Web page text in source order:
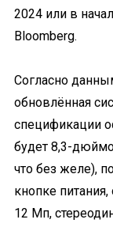
2024 или в
Bloomberg.
Согласно
обновлённая
спецификации
будет 8,3-
что без желе),
кнопке
12 Мп,